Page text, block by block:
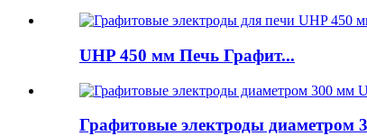
UHP 450 мм Печь Графит...
Графитовые электроды диаметром